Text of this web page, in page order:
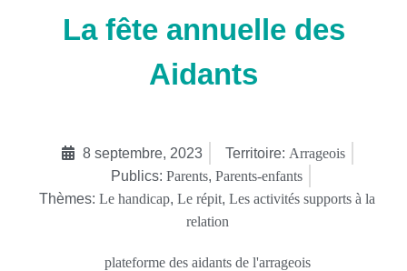
La fête annuelle des
Aidants
8 septembre, 2023 Territoire: Arrageois
Publics: Parents, Parents-enfants
Thèmes: Le handicap, Le répit, Les activités supports à la
relation
plateforme des aidants de l'arrageois